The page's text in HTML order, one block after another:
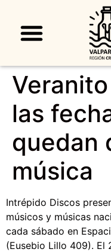
las
quedan
música
Intrépido Discos
músicos y músicas
cada sábado en
(Eusebio Lillo 409). El